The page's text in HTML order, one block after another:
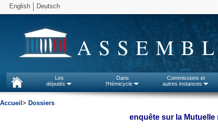
English Deutsch
Les
députés
Dans
l'Hémicycle
Commissions et
autres instances
Accueil > Dossiers
enquête sur la